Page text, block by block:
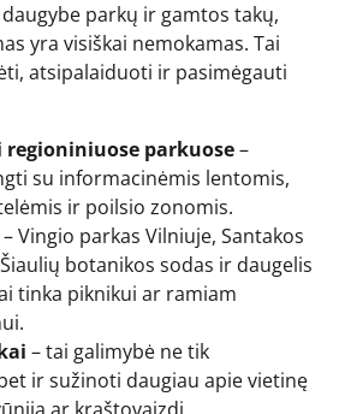
parkų ir gamtos takų,
yra visiškai nemokamas. Tai
atsipalaiduoti ir pasimėgauti
regioniniuose parkuose–
su informacinėmis lentomis,
ir poilsio zonomis.
– Vingio parkas Vilniuje, Santakos
botanikos sodas ir daugelis
tinka piknikui ar ramiam
– tai galimybė ne tik
ir sužinoti daugiau apie vietinę